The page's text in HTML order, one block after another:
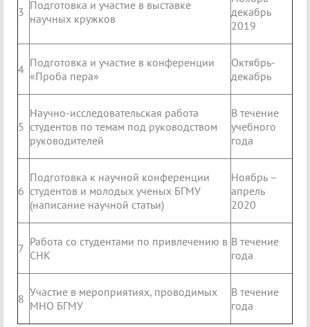
3 Подготовка и участие в выставке
научных кружков
декабрь
2019
4 Подготовка и участие в конференции
«Проба пера»
Октябрь-
декабрь
5
Научно-исследовательская работа
студентов по темам под руководством
руководителей
В течение
учебного
года
6
Подготовка к научной конференции
студентов и молодых ученых БГМУ
(написание научной статьи)
Ноябрь –
апрель
2020
7 Работа со студентами по привлечению в
СНК
В течение
года
8 Участие в мероприятиях, проводимых
МНО БГМУ
В течение
года